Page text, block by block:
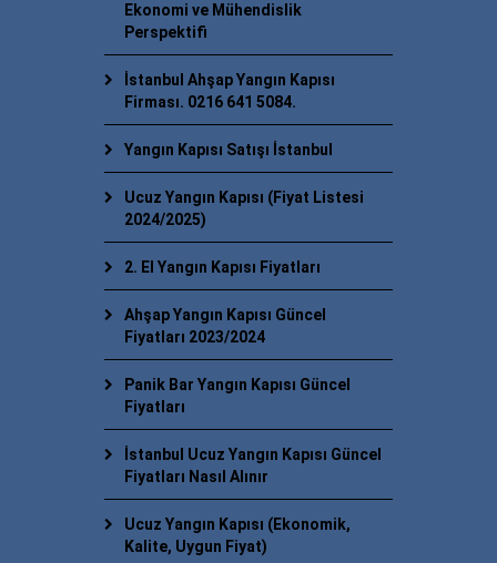
Ekonomi ve Mühendislik
Perspektifi
İstanbul Ahşap Yangın Kapısı
Firması. 0216 641 5084.
Yangın Kapısı Satışı İstanbul
Ucuz Yangın Kapısı (Fiyat Listesi
2024/2025)
2. El Yangın Kapısı Fiyatları
Ahşap Yangın Kapısı Güncel
Fiyatları 2023/2024
Panik Bar Yangın Kapısı Güncel
Fiyatları
İstanbul Ucuz Yangın Kapısı Güncel
Fiyatları Nasıl Alınır
Ucuz Yangın Kapısı (Ekonomik,
Kalite, Uygun Fiyat)